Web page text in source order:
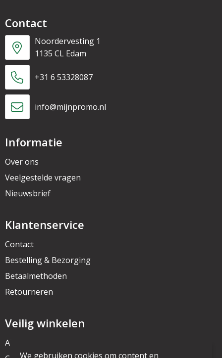
Contact
Noordervesting 1
1135 CL Edam
+31 6 53328087
info@mijnpromo.nl
Informatie
Over ons
Veelgestelde vragen
Nieuwsbrief
Klantenservice
Contact
Bestelling & Bezorging
Betaalmethoden
Retourneren
Veilig winkelen
Algemene voorwaarden
We gebruiken cookies om content en